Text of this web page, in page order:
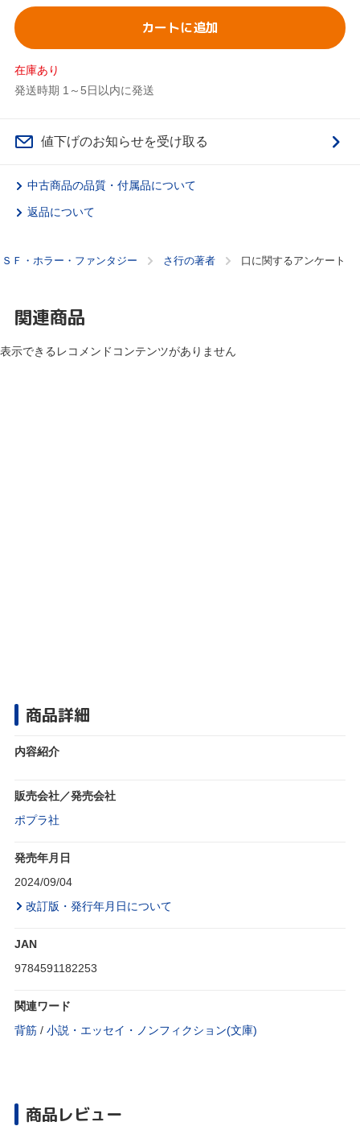
カートに追加
在庫あり
発送時期 1～5日以内に発送
値下げのお知らせを受け取る
中古商品の品質・付属品について
返品について
ＳＦ・ホラー・ファンタジー さ行の著者 口に関するアンケート
関連商品
表示できるレコメンドコンテンツがありません
商品詳細
内容紹介
販売会社／発売会社
ポプラ社
発売年月日
2024/09/04
改訂版・発行年月日について
JAN
9784591182253
関連ワード
背筋 / 小説・エッセイ・ノンフィクション(文庫)
商品レビュー